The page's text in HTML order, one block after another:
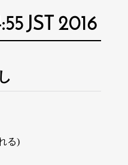
JST 2016
る)